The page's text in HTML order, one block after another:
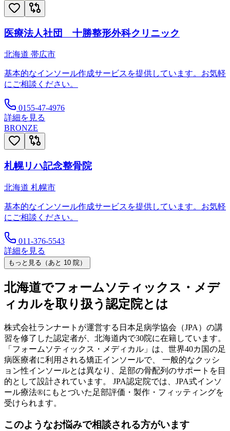
医療法人社団 十勝整形外科クリニック
北海道 帯広市
基本的なインソール作成サービスを提供しています。お気軽
にご相談ください。
0155-47-4976
詳細を見る
BRONZE
札幌リハ記念整骨院
北海道 札幌市
基本的なインソール作成サービスを提供しています。お気軽
にご相談ください。
011-376-5543
詳細を見る
もっと見る（あと 10 院）
北海道でフォームソティックス・メデ
ィカルを取り扱う認定院とは
株式会社ランナートが運営する日本足病学協会（JPA）の講
習を修了した認定者が、 北海道内で30院に在籍しています。
「フォームソティックス・メディカル」は、世界40カ国の足
病医療者に利用される矯正インソールで、 一般的なクッシ
ョン性インソールとは異なり、足部の骨配列のサポートを目
的として設計されています。 JPA認定院では、JPA式インソ
ール療法®にもとづいた足部評価・製作・フィッティングを
受けられます。
このようなお悩みで相談される方がいます